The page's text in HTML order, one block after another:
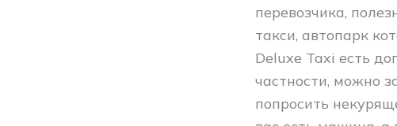
перевозчика,
такси, автопарк
Deluxe Taxi есть
частности, можно
попросить